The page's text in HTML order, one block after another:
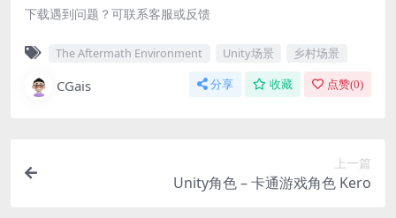
下载遇到问题？可联系客服或反馈
The Aftermath Environment Unity场景 乡村场景
CGais 分享 收藏 点赞(0)
上一篇
Unity角色 – 卡通游戏角色 Kero